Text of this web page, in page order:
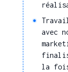
avec
la